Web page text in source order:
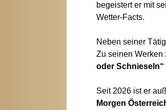
begeistert er mit
Wetter-Facts.
Neben seiner
Zu seinen Werken
oder Schnieseln“
Seit 2026 ist er
Morgen